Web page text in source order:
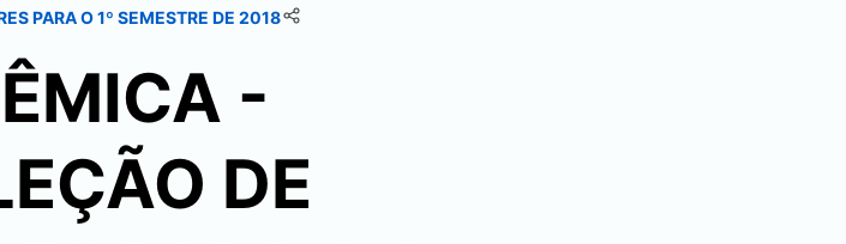
PARA O 1º SEMESTRE DE 2018
-
DE